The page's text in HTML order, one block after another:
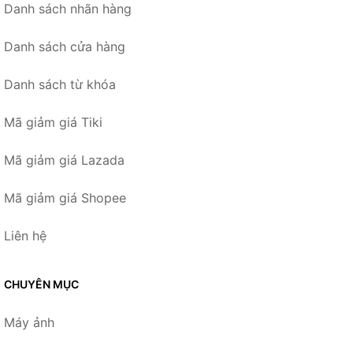
Danh sách nhãn hàng
Danh sách cửa hàng
Danh sách từ khóa
Mã giảm giá Tiki
Mã giảm giá Lazada
Mã giảm giá Shopee
Liên hệ
CHUYÊN MỤC
Máy ảnh